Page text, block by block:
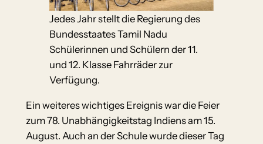
Jedes Jahr stellt die Regierung des
Bundesstaates Tamil Nadu
Schülerinnen und Schülern der 11.
und 12. Klasse Fahrräder zur
Verfügung.
Ein weiteres wichtiges Ereignis war die Feier
zum 78. Unabhängigkeitstag Indiens am 15.
August. Auch an der Schule wurde dieser Tag